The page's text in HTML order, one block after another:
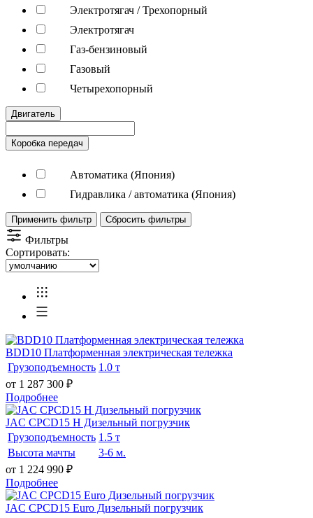
Электротягач / Трехопорный
Электротягач
Газ-бензиновый
Газовый
Четырехопорный
Двигатель
Коробка передач
Автоматика (Япония)
Гидравлика / автоматика (Япония)
Применить фильтр Сбросить фильтры
Фильтры
Сортировать:
BDD10 Платформенная электрическая тележка
Грузоподъемность 1.0 т
от 1 287 300 ₽
Подробнее
JAC CPCD15 H Дизельный погрузчик
Грузоподъемность 1.5 т
Высота мачты
3-6 м.
от 1 224 990 ₽
Подробнее
JAC CPCD15 Euro Дизельный погрузчик